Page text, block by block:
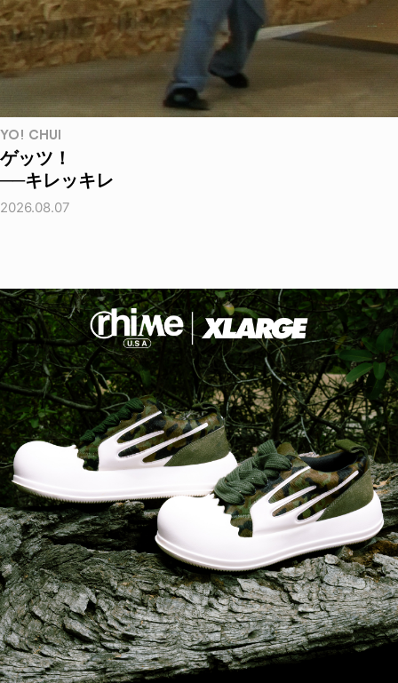
YO! CHUI
ゲッツ！
──キレッキレ
2026.08.07